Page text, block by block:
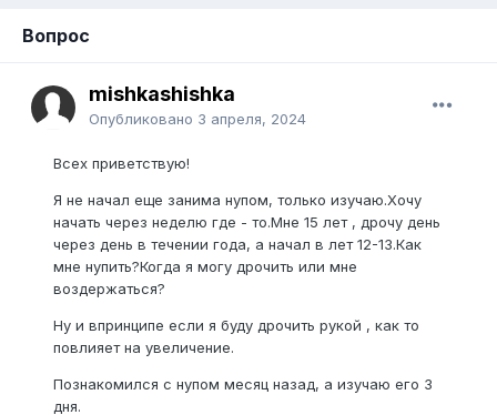
Вопрос
mishkashishka
Опубликовано 3 апреля, 2024
Всех приветствую!
Я не начал еще занима нупом, только изучаю.Хочу
начать через неделю где - то.Мне 15 лет , дрочу день
через день в течении года, а начал в лет 12-13.Как
мне нупить?Когда я могу дрочить или мне
воздержаться?
Ну и впринципе если я буду дрочить рукой , как то
повлияет на увеличение.
Познакомился с нупом месяц назад, а изучаю его 3
дня.